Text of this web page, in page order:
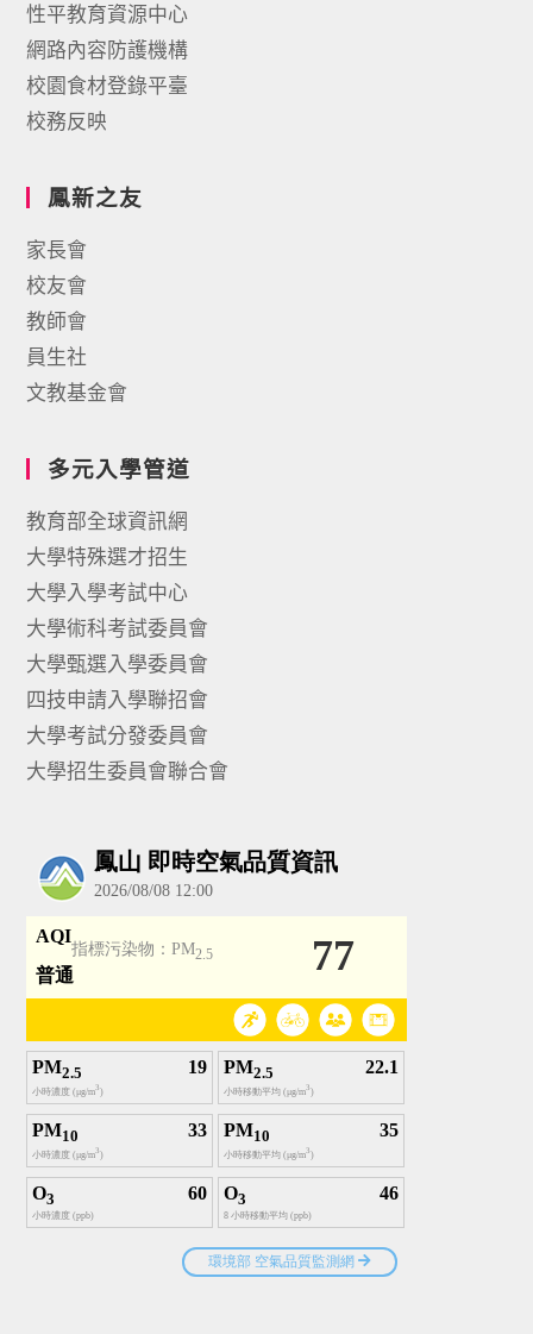
性平教育資源中心
網路內容防護機構
校園食材登錄平臺
校務反映
鳳新之友
家長會
校友會
教師會
員生社
文教基金會
多元入學管道
教育部全球資訊網
大學特殊選才招生
大學入學考試中心
大學術科考試委員會
大學甄選入學委員會
四技申請入學聯招會
大學考試分發委員會
大學招生委員會聯合會